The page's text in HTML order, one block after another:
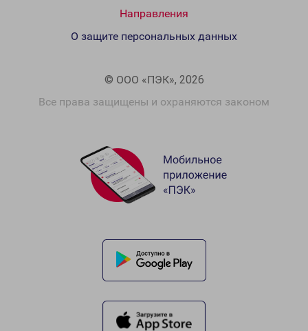
Направления
© ООО «ПЭК», 2026
Все права защищены и охраняются законом
О защите персональных данных